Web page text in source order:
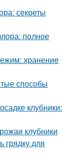
секреты
полное
хранение
способы
клубники:
клубники
грядку для